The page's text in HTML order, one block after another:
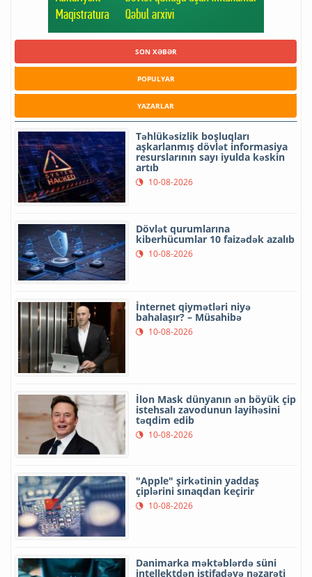
SON XƏBƏR
POPULYAR
YAZARLAR
Təhlükəsizlik boşluqları
aşkarlanmış dövlət informasiya
resurslarının sayı iyulda kəskin
artıb
10-08-2026
Dövlət qurumlarına
kiberhücumlar 10 faizədək azalıb
10-08-2026
İnternet qiymətləri niyə
bahalaşır? – Müsahibə
10-08-2026
İlon Mask dünyanın ən böyük çip
istehsalı zavodunun layihəsini
təqdim edib
10-08-2026
"Apple" şirkətinin yaddaş
çiplərini sınaqdan keçirir
10-08-2026
Danimarka məktəblərdə süni
intellektdən istifadəyə nəzarəti